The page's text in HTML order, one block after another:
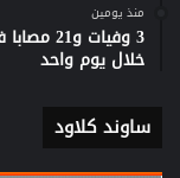
منذ يومين
خلال يوم واحد
ساوند كلاود